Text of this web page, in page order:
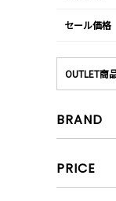
セール価格
OUTLET商
BRAND
PRICE